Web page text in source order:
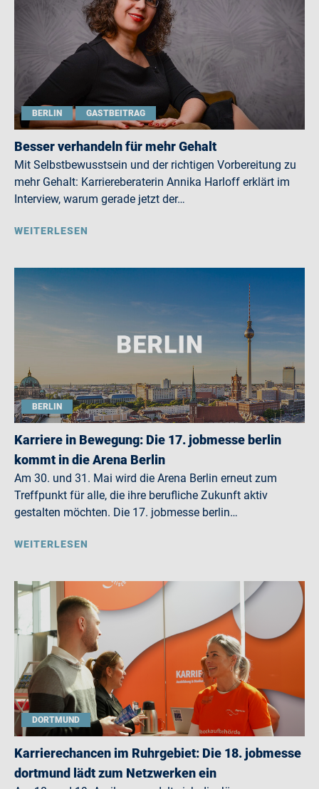
BERLIN GASTBEITRAG
Besser verhandeln für mehr Gehalt
Mit Selbstbewusstsein und der richtigen Vorbereitung zu
mehr Gehalt: Karriereberaterin Annika Harloff erklärt im
Interview, warum gerade jetzt der…
WEITERLESEN
BERLIN
Karriere in Bewegung: Die 17. jobmesse berlin
kommt in die Arena Berlin
Am 30. und 31. Mai wird die Arena Berlin erneut zum
Treffpunkt für alle, die ihre berufliche Zukunft aktiv
gestalten möchten. Die 17. jobmesse berlin…
WEITERLESEN
DORTMUND
Karrierechancen im Ruhrgebiet: Die 18. jobmesse
dortmund lädt zum Netzwerken ein